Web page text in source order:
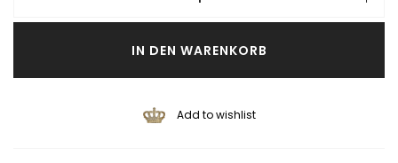
IN DEN WARENKORB
Add to wishlist